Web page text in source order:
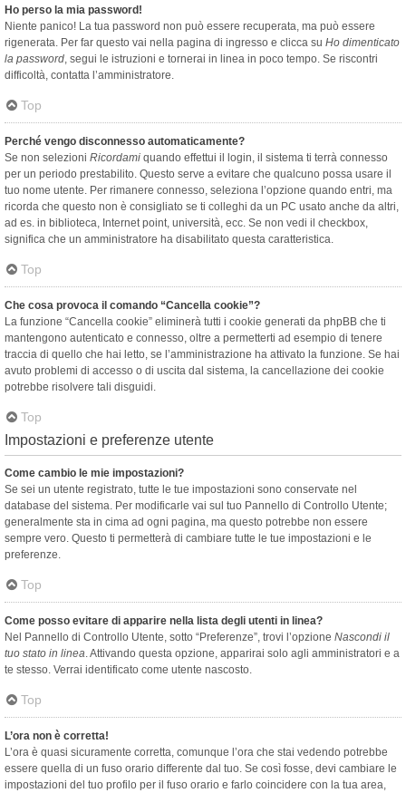
Ho perso la mia password!
Niente panico! La tua password non può essere recuperata, ma può essere
rigenerata. Per far questo vai nella pagina di ingresso e clicca su Ho dimenticato
la password, segui le istruzioni e tornerai in linea in poco tempo. Se riscontri
difficoltà, contatta l’amministratore.
Top
Perché vengo disconnesso automaticamente?
Se non selezioni Ricordami quando effettui il login, il sistema ti terrà connesso
per un periodo prestabilito. Questo serve a evitare che qualcuno possa usare il
tuo nome utente. Per rimanere connesso, seleziona l’opzione quando entri, ma
ricorda che questo non è consigliato se ti colleghi da un PC usato anche da altri,
ad es. in biblioteca, Internet point, università, ecc. Se non vedi il checkbox,
significa che un amministratore ha disabilitato questa caratteristica.
Top
Che cosa provoca il comando “Cancella cookie”?
La funzione “Cancella cookie” eliminerà tutti i cookie generati da phpBB che ti
mantengono autenticato e connesso, oltre a permetterti ad esempio di tenere
traccia di quello che hai letto, se l’amministrazione ha attivato la funzione. Se hai
avuto problemi di accesso o di uscita dal sistema, la cancellazione dei cookie
potrebbe risolvere tali disguidi.
Top
Impostazioni e preferenze utente
Come cambio le mie impostazioni?
Se sei un utente registrato, tutte le tue impostazioni sono conservate nel
database del sistema. Per modificarle vai sul tuo Pannello di Controllo Utente;
generalmente sta in cima ad ogni pagina, ma questo potrebbe non essere
sempre vero. Questo ti permetterà di cambiare tutte le tue impostazioni e le
preferenze.
Top
Come posso evitare di apparire nella lista degli utenti in linea?
Nel Pannello di Controllo Utente, sotto “Preferenze”, trovi l’opzione Nascondi il
tuo stato in linea. Attivando questa opzione, apparirai solo agli amministratori e a
te stesso. Verrai identificato come utente nascosto.
Top
L’ora non è corretta!
L’ora è quasi sicuramente corretta, comunque l’ora che stai vedendo potrebbe
essere quella di un fuso orario differente dal tuo. Se così fosse, devi cambiare le
impostazioni del tuo profilo per il fuso orario e farlo coincidere con la tua area,